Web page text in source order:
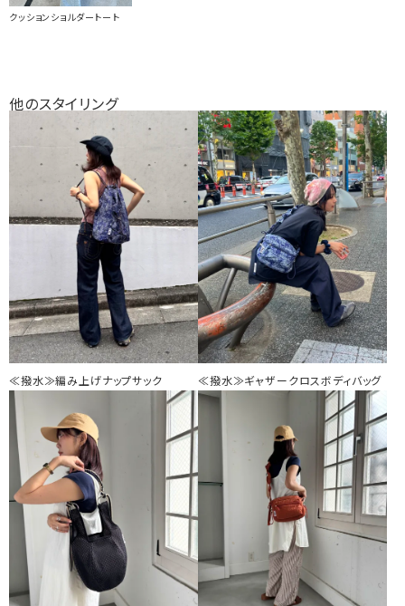
クッションショルダートート
他のスタイリング
≪撥水≫編み上げナップサック ≪撥水≫ギャザークロスボディバッグ